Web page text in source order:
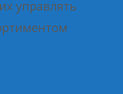
управлять